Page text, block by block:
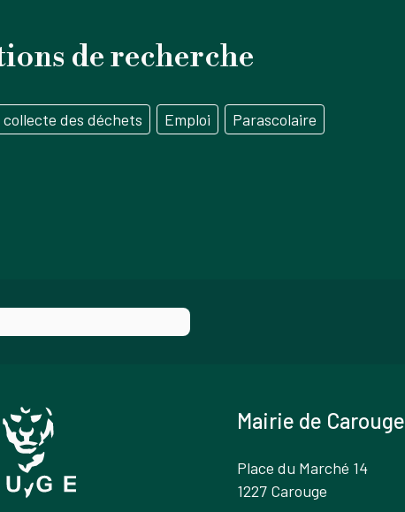
de recherche
des déchets Emploi Parascolaire
Mairie de Carouge
Place du Marché 14
1227 Carouge